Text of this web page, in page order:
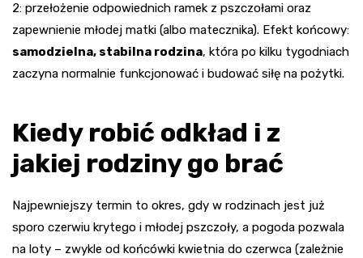
2: przełożenie odpowiednich ramek z pszczołami oraz
zapewnienie młodej matki (albo matecznika). Efekt końcowy:
samodzielna, stabilna rodzina, która po kilku tygodniach
zaczyna normalnie funkcjonować i budować siłę na pożytki.
Kiedy robić odkład i z
jakiej rodziny go brać
Najpewniejszy termin to okres, gdy w rodzinach jest już
sporo czerwiu krytego i młodej pszczoły, a pogoda pozwala
na loty – zwykle od końcówki kwietnia do czerwca (zależnie